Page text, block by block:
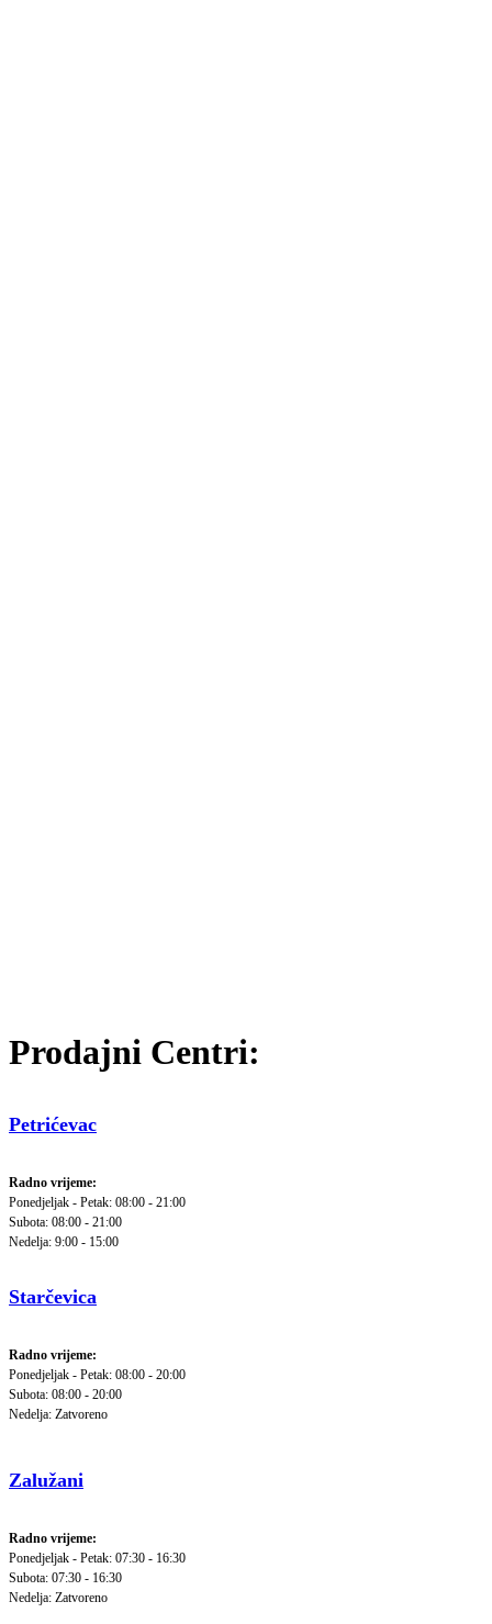
Prodajni Centri:
Petrićevac
Radno vrijeme:
Ponedjeljak - Petak: 08:00 - 21:00
Subota: 08:00 - 21:00
Nedelja: 9:00 - 15:00
Starčevica
Radno vrijeme:
Ponedjeljak - Petak: 08:00 - 20:00
Subota: 08:00 - 20:00
Nedelja: Zatvoreno
Zalužani
Radno vrijeme:
Ponedjeljak - Petak: 07:30 - 16:30
Subota: 07:30 - 16:30
Nedelja: Zatvoreno